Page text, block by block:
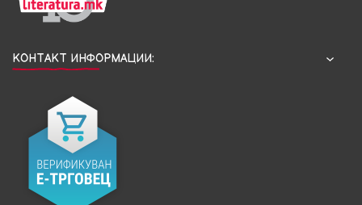
КОНТАКТ ИНФОРМАЦИИ: